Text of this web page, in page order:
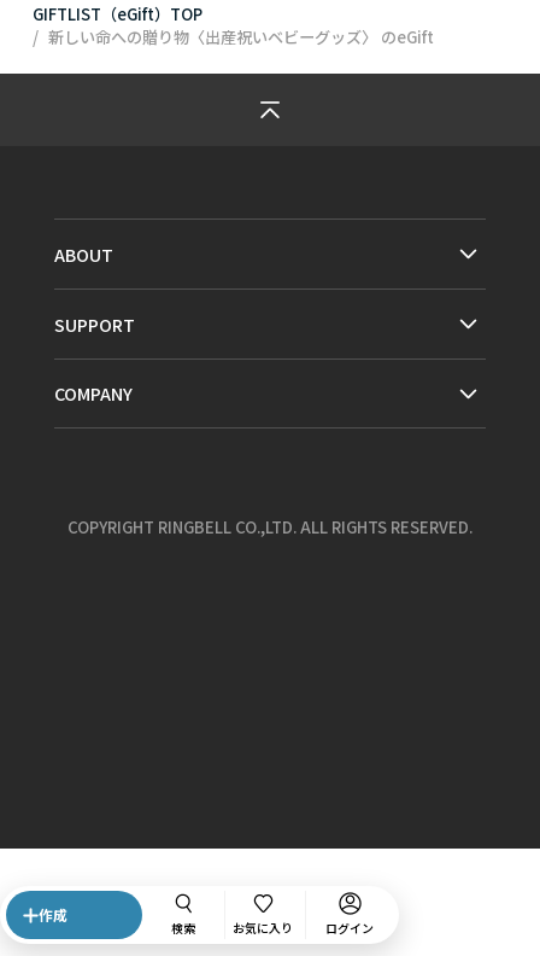
GIFTLIST（eGift）TOP
新しい命への贈り物〈出産祝いベビーグッズ〉 のeGift
ABOUT
SUPPORT
COMPANY
COPYRIGHT RINGBELL CO.,LTD. ALL RIGHTS RESERVED.
作成
検索 お気に入り ログイン